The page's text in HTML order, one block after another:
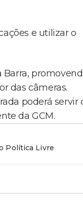
e utilizar o
Barra,
das câmeras.
poderá servir
da GCM.
Política Livre